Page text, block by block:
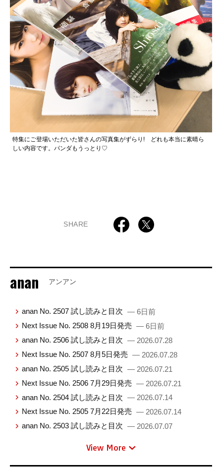
特集にご登場いただいた皆さんの写真集がずらり! どれも本当に素晴ら
しい内容です。パンダもうっとり♡
SHARE
anan アンアン
anan No. 2507 試し読みと目次 — 6日前
Next Issue No. 2508 8月19日発売 — 6日前
anan No. 2506 試し読みと目次 — 2026.07.28
Next Issue No. 2507 8月5日発売 — 2026.07.28
anan No. 2505 試し読みと目次 — 2026.07.21
Next Issue No. 2506 7月29日発売 — 2026.07.21
anan No. 2504 試し読みと目次 — 2026.07.14
Next Issue No. 2505 7月22日発売 — 2026.07.14
anan No. 2503 試し読みと目次 — 2026.07.07
View More